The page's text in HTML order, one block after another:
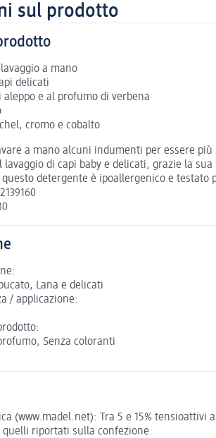
sul prodotto
a mano
delicati
aleppo e al profumo di verbena
cromo e cobalto
a mano alcuni indumenti per essere
lavaggio di capi baby e delicati, grazie la
detergente è ipoallergenico e testato
Lana e delicati
/ applicazione:
Senza coloranti
(www.madel.net): Tra 5 e 15%
quelli riportati sulla confezione.